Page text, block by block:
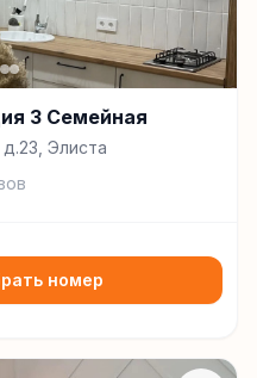
3 Семейная
Элиста
номер